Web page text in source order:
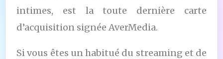
intimes, est la toute dernière carte
d’acquisition signée AverMedia.
Si vous êtes un habitué du streaming et de